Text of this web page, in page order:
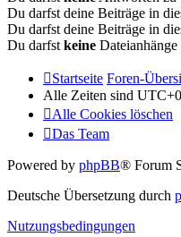
Du darfst deine Beiträge in
Du darfst deine Beiträge in
Du darfst keine
Startseite Foren-
Alle Zeiten sind
Alle Cookies löschen
Das Team
Powered by phpBB® Forum
Deutsche Übersetzung durch
Nutzungsbedingungen